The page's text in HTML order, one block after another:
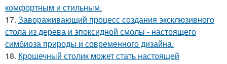
комфортным и стильным.
17. Завораживающий процесс создания эксклюзивного
стола из дерева и эпоксидной смолы - настоящего
симбиоза природы и современного дизайна.
18. Крошечный столик может стать настоящей